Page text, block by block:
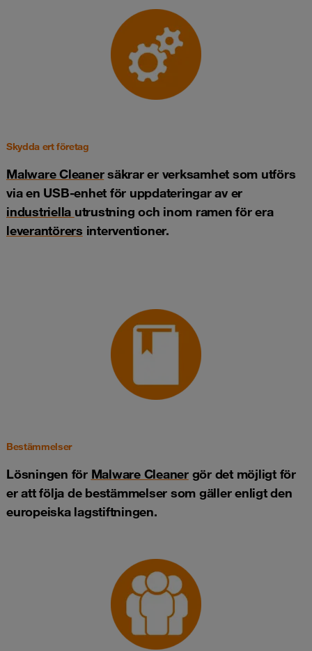
Skydda ert företag
Malware Cleanersäkrar er verksamhet som utförs
via en USB-enhet för uppdateringar av er
industriella utrustning och inom ramen för era
leverantörers interventioner.
Bestämmelser
Lösningen för Malware Cleanergör det möjligt för
er att följa de bestämmelser som gäller enligt den
europeiska lagstiftningen.